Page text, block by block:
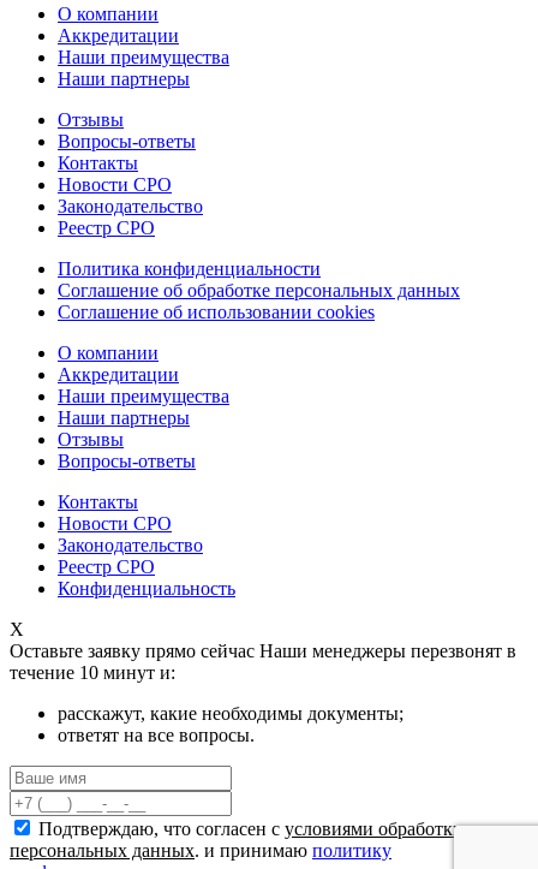
О компании
Аккредитации
Наши преимущества
Наши партнеры
Отзывы
Вопросы-ответы
Контакты
Новости СРО
Законодательство
Реестр СРО
Политика конфиденциальности
Соглашение об обработке персональных данных
Соглашение об использовании cookies
О компании
Аккредитации
Наши преимущества
Наши партнеры
Отзывы
Вопросы-ответы
Контакты
Новости СРО
Законодательство
Реестр СРО
Конфиденциальность
X
Оставьте заявку прямо сейчас Наши менеджеры перезвонят в
течение 10 минут и:
расскажут, какие необходимы документы;
ответят на все вопросы.
Подтверждаю, что согласен с условиями обработки
персональных данных. и принимаю политику